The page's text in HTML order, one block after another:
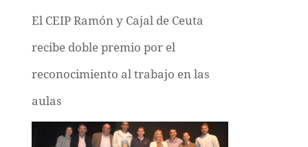
El CEIP Ramón y Cajal de Ceuta
recibe doble premio por el
reconocimiento al trabajo en las
aulas